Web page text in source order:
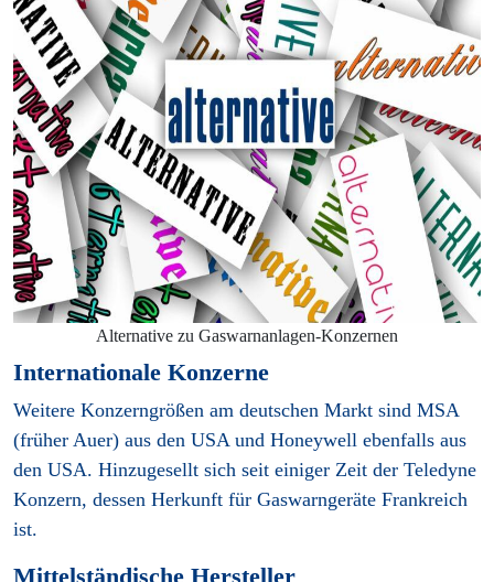
Alternative zu Gaswarnanlagen-Konzernen
Internationale Konzerne
Weitere Konzerngrößen am deutschen Markt sind MSA
(früher Auer) aus den USA und Honeywell ebenfalls aus
den USA. Hinzugesellt sich seit einiger Zeit der Teledyne
Konzern, dessen Herkunft für Gaswarngeräte Frankreich
ist.
Mittelständische Hersteller